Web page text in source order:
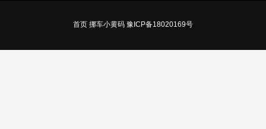
首页 挪车小黄码 豫ICP备18020169号